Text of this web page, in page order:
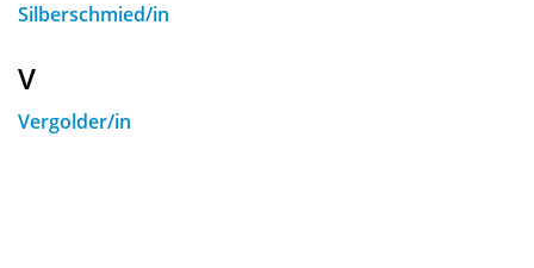
Silberschmied/in
V
Vergolder/in